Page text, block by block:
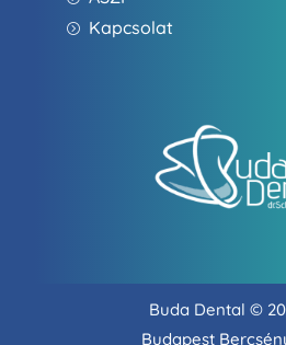
= Kapcsolat
Buda Dental ©
Budapest